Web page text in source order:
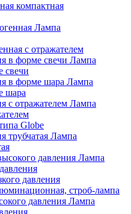
компактная
Лампа
с отражателем
Лампа
свечи
Лампа
шара
Лампа
Globe
Лампа
Лампа
давления
строб-лампа
Лампа